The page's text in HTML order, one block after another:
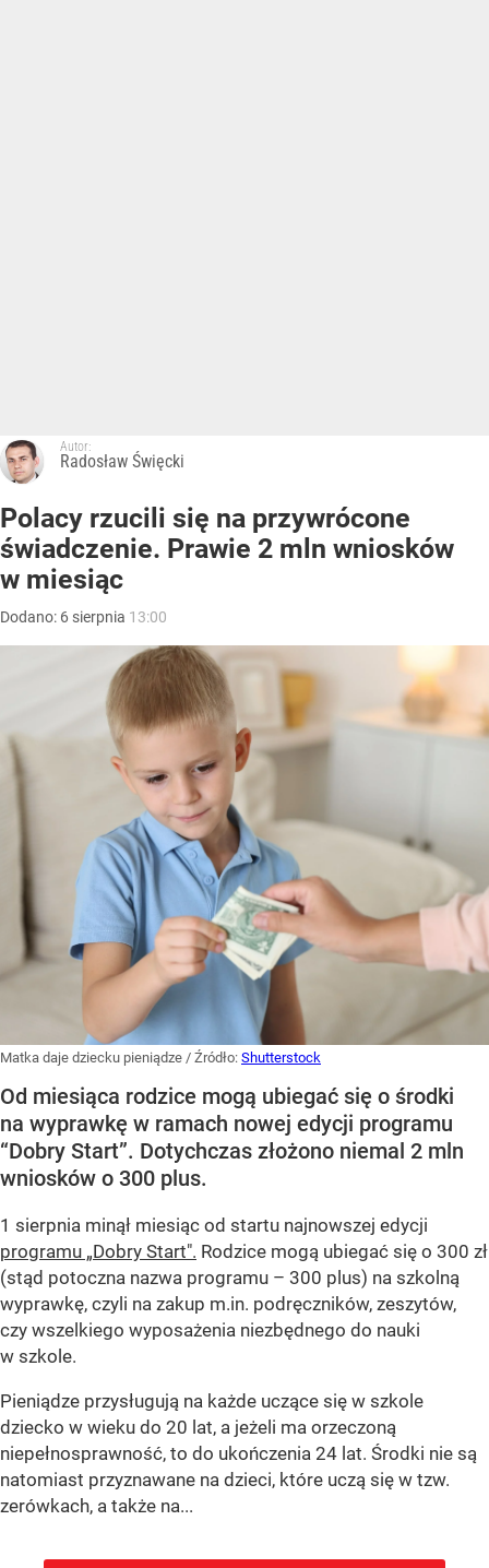
Autor:
Radosław Święcki
Polacy rzucili się na przywrócone
świadczenie. Prawie 2 mln wniosków
w miesiąc
Dodano: 6 sierpnia 13:00
Matka daje dziecku pieniądze / Źródło: Shutterstock
Od miesiąca rodzice mogą ubiegać się o środki
na wyprawkę w ramach nowej edycji programu
“Dobry Start”. Dotychczas złożono niemal 2 mln
wniosków o 300 plus.
1 sierpnia minął miesiąc od startu najnowszej edycji
programu „Dobry Start". Rodzice mogą ubiegać się o 300 zł
(stąd potoczna nazwa programu – 300 plus) na szkolną
wyprawkę, czyli na zakup m.in. podręczników, zeszytów,
czy wszelkiego wyposażenia niezbędnego do nauki
w szkole.
Pieniądze przysługują na każde uczące się w szkole
dziecko w wieku do 20 lat, a jeżeli ma orzeczoną
niepełnosprawność, to do ukończenia 24 lat. Środki nie są
natomiast przyznawane na dzieci, które uczą się w tzw.
zerówkach, a także na...